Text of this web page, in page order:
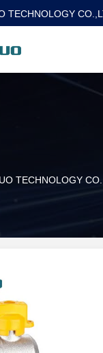
TECHNOLOGY
TECHNOLOGY